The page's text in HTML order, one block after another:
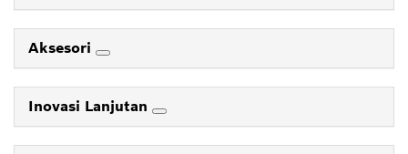
Aksesori
Inovasi Lanjutan